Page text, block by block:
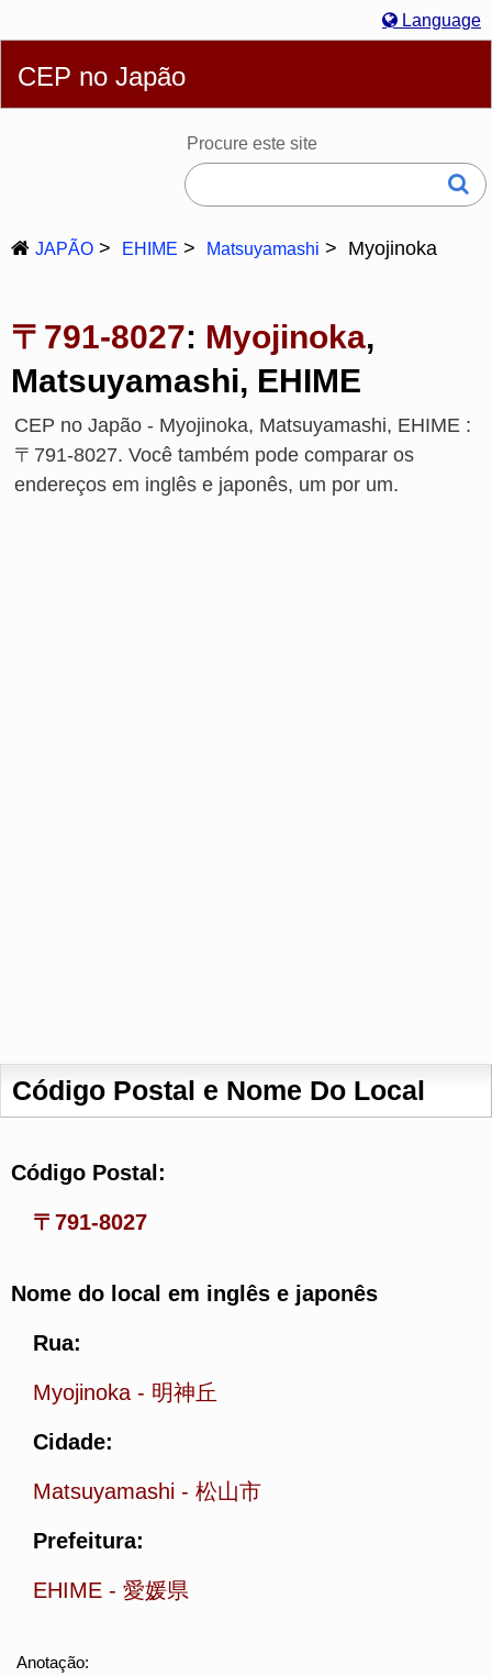
Language
Deutsch
Français
日本語
CEP no Japão
Procure este site
JAPÃO EHIME Matsuyamashi Myojinoka
〒791-8027: Myojinoka,
Matsuyamashi, EHIME
CEP no Japão - Myojinoka, Matsuyamashi, EHIME :
〒791-8027. Você também pode comparar os
endereços em inglês e japonês, um por um.
Código Postal e Nome Do Local
Código Postal:
〒791-8027
Nome do local em inglês e japonês
Rua:
Myojinoka - 明神丘
Cidade:
Matsuyamashi - 松山市
Prefeitura:
EHIME - 愛媛県
Anotação: